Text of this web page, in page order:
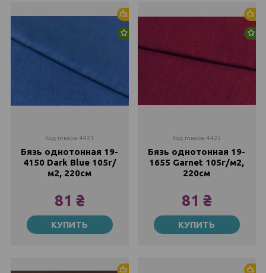
Код товара: 4421
Бязь однотонная 19-
4150 Dark Blue 105г/
м2, 220см
81 ₴
Метр
81 ₴ КУПИТЬ
Код товара: 4422
Бязь однотонная 19-
1655 Garnet 105г/м2,
220см
81 ₴
Метр
81 ₴ КУПИТЬ